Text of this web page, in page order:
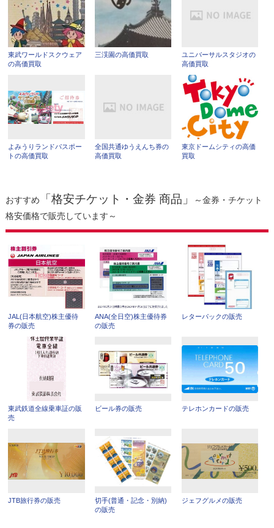
東武ワールドスクウェア
の高価買取
三渓園の高価買取
ユニバーサルスタジオの
高価買取
よみうりランドパスポー
トの高価買取
全国共通ゆうえんち券の
高価買取
東京ドームシティの高価
買取
おすすめ 「格安チケット・金券 商品」
～金券・チケット
格安価格で販売しています～
JAL(日本航空)株主優待
券の販売
ANA(全日空)株主優待券
の販売
レターパックの販売
東武鉄道全線乗車証の販
売
ビール券の販売 テレホンカードの販売
JTB旅行券の販売
切手(普通・記念・別納)
の販売
ジェフグルメの販売